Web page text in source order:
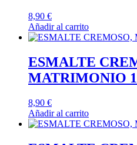
8,90 €
Añadir al carrito
ESMALTE
MATRIMONIO
8,90 €
Añadir al carrito